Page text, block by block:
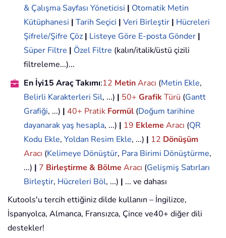
& Çalışma Sayfası Yöneticisi | Otomatik Metin
Kütüphanesi | Tarih Seçici | Veri Birleştir | Hücreleri
Şifrele/Şifre Çöz | Listeye Göre E-posta Gönder |
Süper Filtre | Özel Filtre (kalın/italik/üstü çizili
filtreleme...)...
En İyi15 Araç Takımı:12 MetinAracı (Metin Ekle,
Belirli Karakterleri Sil, ...) | 50+ GrafikTürü (Gantt
Grafiği, ...) | 40+ Pratik Formül (Doğum tarihine
dayanarak yaş hesapla, ...) | 19 Ekleme Aracı (QR
Kodu Ekle, Yoldan Resim Ekle, ...) | 12 Dönüşüm
Aracı (Kelimeye Dönüştür, Para Birimi Dönüştürme,
...) | 7 Birleştirme & Bölme Aracı (Gelişmiş Satırları
Birleştir, Hücreleri Böl, ...) | ... ve dahası
Kutools'u tercih ettiğiniz dilde kullanın – İngilizce,
İspanyolca, Almanca, Fransızca, Çince ve40+ diğer dili
destekler!